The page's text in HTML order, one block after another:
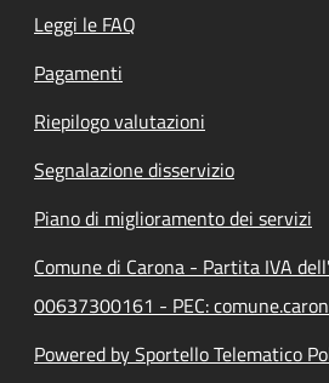
Leggi le FAQ
Pagamenti
Riepilogo valutazioni
Segnalazione disservizio
Piano di miglioramento dei servizi
Comune di Carona - Partita IVA
00637300161 - PEC:
Powered by Sportello Telematico